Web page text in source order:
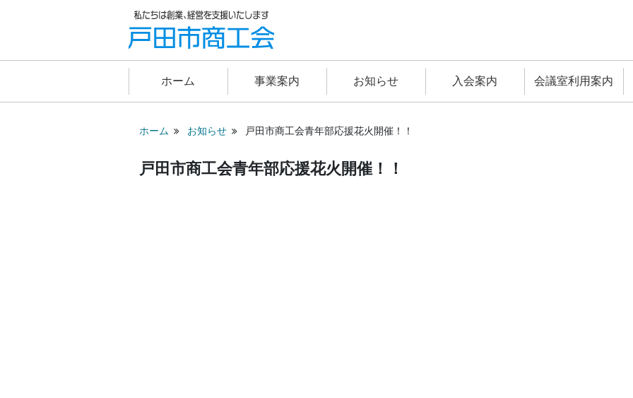
ホーム 事業案内 お知らせ 入会案内 会議室利用案内
ホーム お知らせ 戸田市商工会青年部応援花火開催！！
戸田市商工会青年部応援花火開催！！